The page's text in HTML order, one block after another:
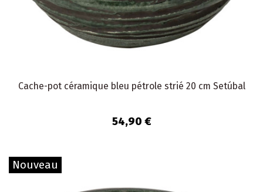
Cache-pot céramique bleu pétrole strié 20 cm Setúbal
54,90 €
Nouveau